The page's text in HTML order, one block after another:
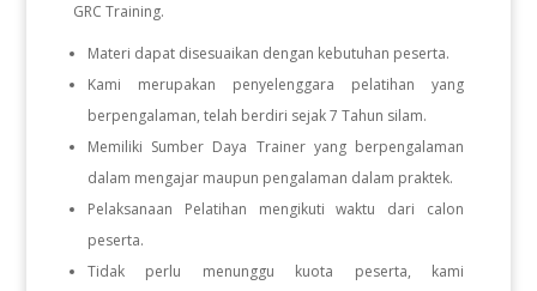
GRC Training.
Materi dapat disesuaikan dengan kebutuhan peserta.
Kami merupakan penyelenggara pelatihan yang
berpengalaman, telah berdiri sejak 7 Tahun silam.
Memiliki Sumber Daya Trainer yang berpengalaman
dalam mengajar maupun pengalaman dalam praktek.
Pelaksanaan Pelatihan mengikuti waktu dari calon
peserta.
Tidak perlu menunggu kuota peserta, kami